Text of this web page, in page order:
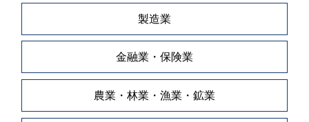
製造業
金融業・保険業
農業・林業・漁業・鉱業